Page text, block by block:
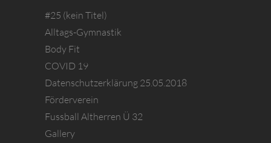
#25 (kein Titel)
Alltags-Gymnastik
Body Fit
COVID 19
Datenschutzerklärung 25.05.2018
Förderverein
Fussball Altherren Ü 32
Gallery